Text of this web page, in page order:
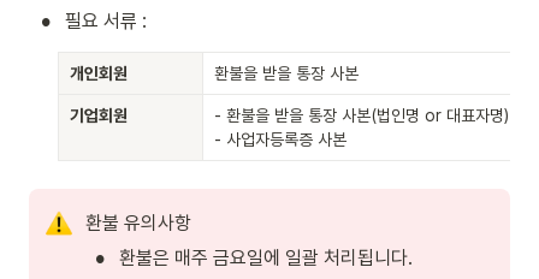
• 필요 서류 :
개인회원 환불을 받을 통장 사본
기업회원
- 환불을 받을 통장 사본(법인명 or 대표자명)
- 사업자등록증 사본
환불 유의사항
• 환불은 매주 금요일에 일괄 처리됩니다.